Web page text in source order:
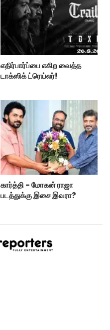
எதிர்பார்ப்பை எகிற வைத்த
டாக்ஸிக் ட்ரெய்லர்!
கார்த்தி - மோகன் ராஜா
படத்துக்கு இசை இவரா?